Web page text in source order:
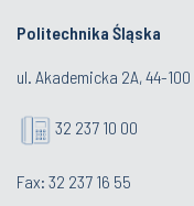
Politechnika Śląska
ul. Akademicka 2A, 44-
32 237 10 00
Fax: 32 237 16 55